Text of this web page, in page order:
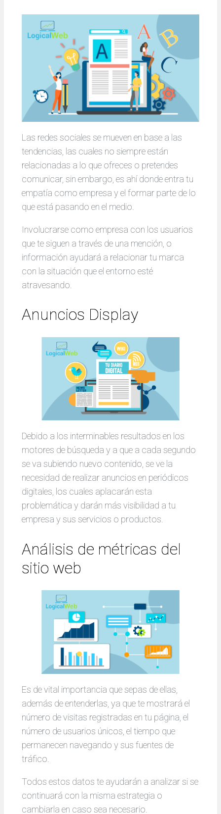
Las redes sociales se mueven en base a las
tendencias, las cuales no siempre están
relacionadas a lo que ofreces o pretendes
comunicar, sin embargo, es ahí donde entra tu
empatía como empresa y el formar parte de lo
que está pasando en el medio.
Involucrarse como empresa con los usuarios
que te siguen a través de una mención, o
información ayudará a relacionar tu marca
con la situación que el entorno esté
atravesando.
Anuncios Display
Debido a los interminables resultados en los
motores de búsqueda y a que a cada segundo
se va subiendo nuevo contenido, se ve la
necesidad de realizar anuncios en periódicos
digitales, los cuales aplacarán esta
problemática y darán más visibilidad a tu
empresa y sus servicios o productos.
Análisis de métricas del
sitio web
Es de vital importancia que sepas de ellas,
además de entenderlas, ya que te mostrará el
número de visitas registradas en tu página, el
número de usuarios únicos, el tiempo que
permanecen navegando y sus fuentes de
tráfico.
Todos estos datos te ayudarán a analizar si se
continuará con la misma estrategia o
cambiarla en caso sea necesario.